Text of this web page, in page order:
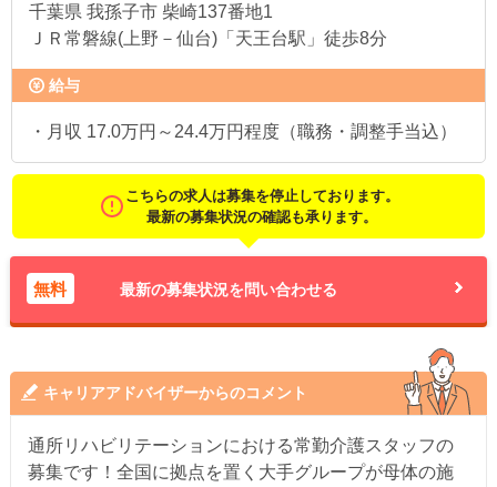
千葉県 我孫子市 柴崎137番地1
ＪＲ常磐線(上野－仙台)「天王台駅」徒歩8分
給与
・月収 17.0万円～24.4万円程度（職務・調整手当込）
こちらの求人は募集を停止しております。
最新の募集状況の確認も承ります。
無料 最新の募集状況を問い合わせる
キャリアアドバイザーからのコメント
通所リハビリテーションにおける常勤介護スタッフの
募集です！全国に拠点を置く大手グループが母体の施